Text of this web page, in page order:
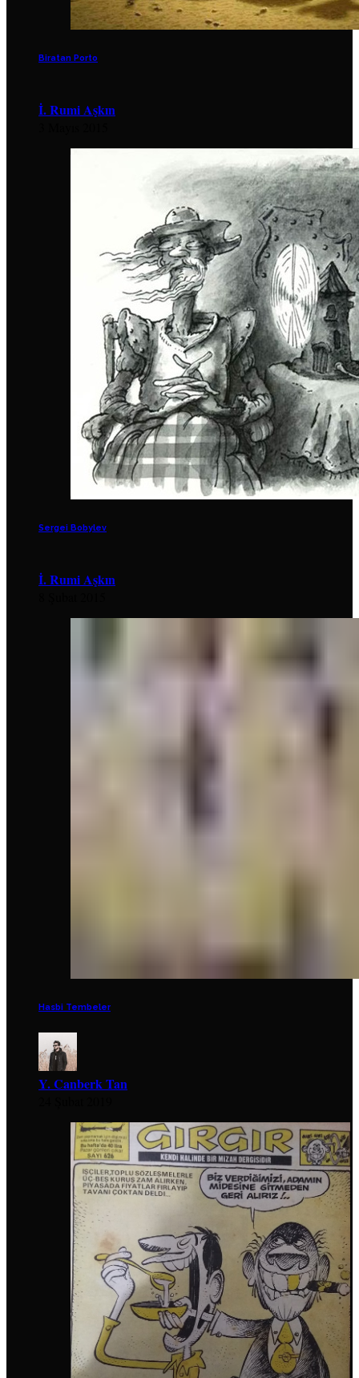
Biratan Porto
İ. Rumi Aşkın
Sergei Bobylev
İ. Rumi Aşkın
Hasbi Tembeler
Y. Canberk Tan